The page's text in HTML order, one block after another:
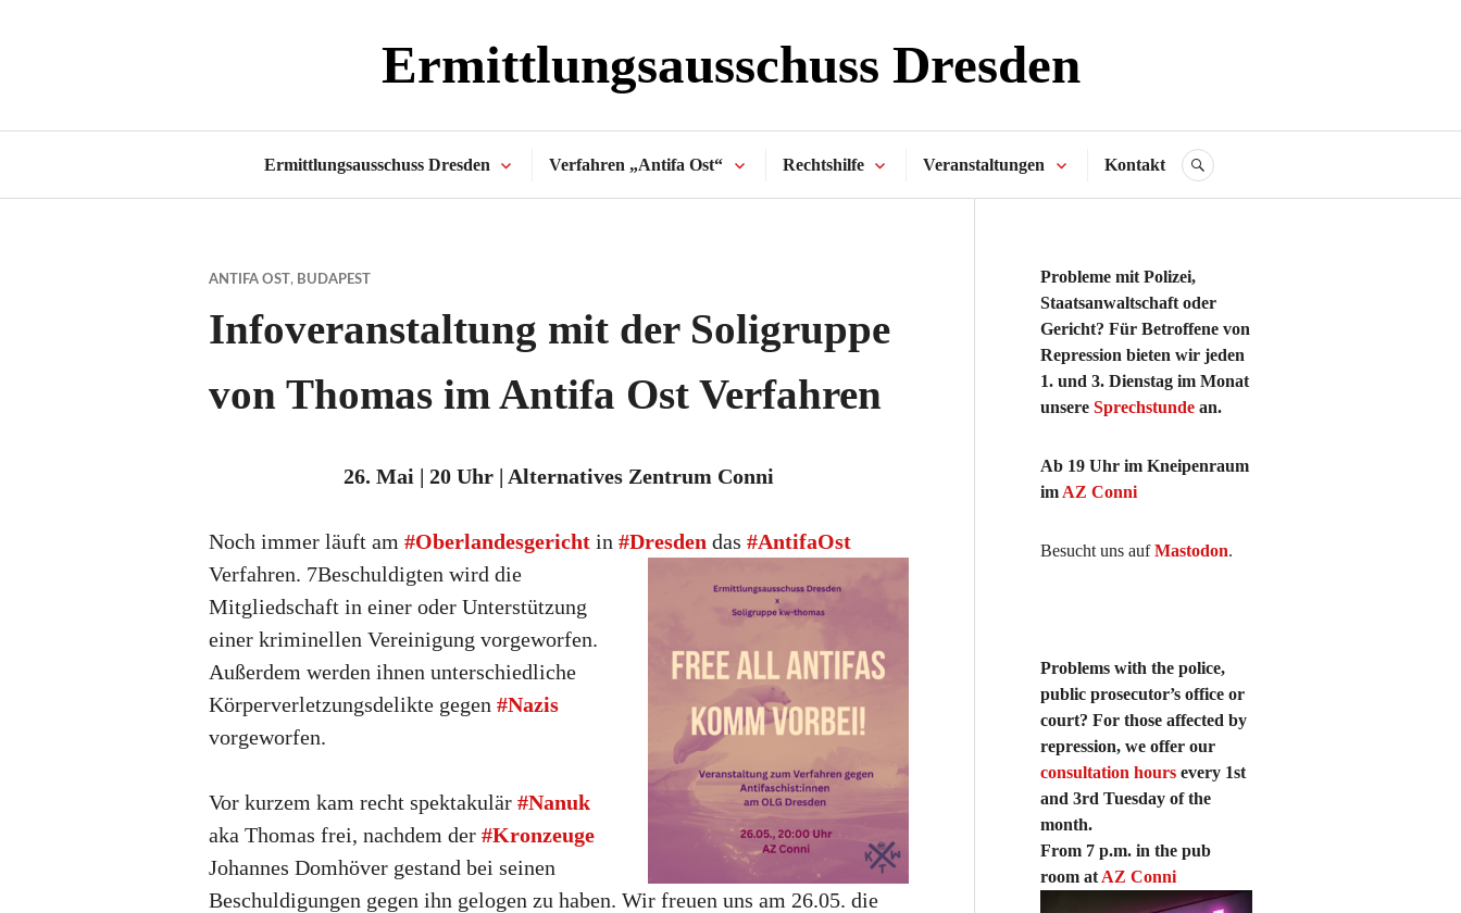
Ermittlungsausschuss Dresden
Ermittlungsausschuss Dresden Verfahren „Antifa Ost“ Rechtshilfe Veranstaltungen Kontakt SUCHE
ANTIFA OST, BUDAPEST
Infoveranstaltung mit der Soligruppe
von Thomas im Antifa Ost Verfahren
26. Mai | 20 Uhr | Alternatives Zentrum Conni
Noch immer läuft am #Oberlandesgericht in #Dresden das #AntifaOst
Verfahren. 7Beschuldigten wird die
Mitgliedschaft in einer oder Unterstützung
einer kriminellen Vereinigung vorgeworfen.
Außerdem werden ihnen unterschiedliche
Körperverletzungsdelikte gegen #Nazis
vorgeworfen.
Vor kurzem kam recht spektakulär #Nanuk
aka Thomas frei, nachdem der #Kronzeuge
Johannes Domhöver gestand bei seinen
Beschuldigungen gegen ihn gelogen zu haben. Wir freuen uns am 26.05. die
Probleme mit Polizei,
Staatsanwaltschaft oder
Gericht? Für Betroffene von
Repression bieten wir jeden
1. und 3. Dienstag im Monat
unsere Sprechstunde an.
Ab 19 Uhr im Kneipenraum
im AZ Conni
Besucht uns aufMastodon.
Problems with the police,
public prosecutor’s office or
court? For those affected by
repression, we offer our
consultation hours every 1st
and 3rd Tuesday of the
month.
From 7 p.m. in the pub
room at AZ Conni